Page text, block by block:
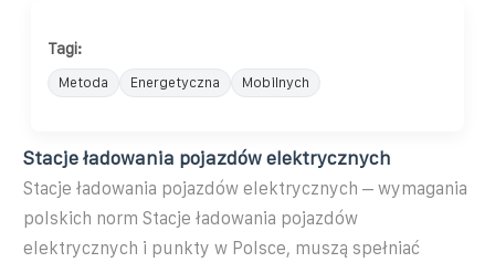
Tagi:
Metoda Energetyczna Mobilnych
Stacje ładowania pojazdów elektrycznych
Stacje ładowania pojazdów elektrycznych – wymagania
polskich norm Stacje ładowania pojazdów
elektrycznych i punkty w Polsce, muszą spełniać